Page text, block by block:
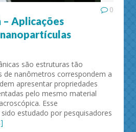
0
– Aplicações
são estruturas tão
de nanômetros correspondem a
apresentar propriedades
pelo mesmo material
Esse
estudado por pesquisadores